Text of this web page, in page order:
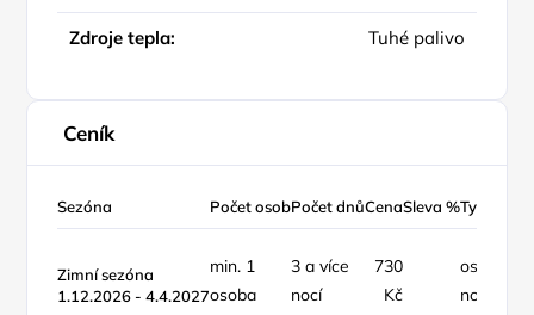
Zdroje tepla: Tuhé palivo
Ceník
Sezóna Počet osobPočet dnůCenaSleva %Typ ceny
Zimní sezóna
1.12.2026 - 4.4.2027
min. 1
osoba
3 a více
nocí
730
Kč
osoba /
noc